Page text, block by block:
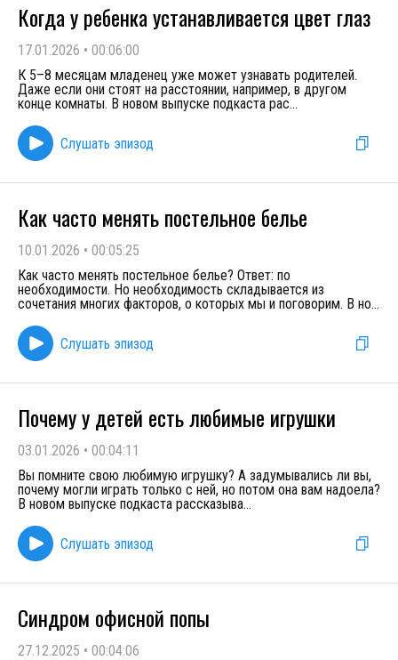
Когда у ребенка устанавливается цвет глаз
17.01.2026 • 00:06:00
К 5–8 месяцам младенец уже может узнавать родителей.
Даже если они стоят на расстоянии, например, в другом
конце комнаты. В новом выпуске подкаста рас...
Слушать эпизод
Как часто менять постельное белье
10.01.2026 • 00:05:25
Как часто менять постельное белье? Ответ: по
необходимости. Но необходимость складывается из
сочетания многих факторов, о которых мы и поговорим. В но...
Слушать эпизод
Почему у детей есть любимые игрушки
03.01.2026 • 00:04:11
Вы помните свою любимую игрушку? А задумывались ли вы,
почему могли играть только с ней, но потом она вам надоела?
В новом выпуске подкаста рассказыва...
Слушать эпизод
Синдром офисной попы
27.12.2025 • 00:04:06